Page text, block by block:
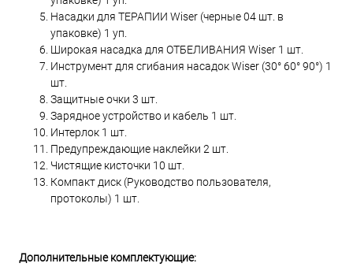
Насадки для ТЕРАПИИ Wiser (черные 04 шт. в
упаковке) 1 уп.
Широкая насадка для ОТБЕЛИВАНИЯ Wiser 1 шт.
Инструмент для сгибания насадок Wiser (30° 60° 90°) 1
шт.
Защитные очки 3 шт.
Зарядное устройство и кабель 1 шт.
Интерлок 1 шт.
Предупреждающие наклейки 2 шт.
Чистящие кисточки 10 шт.
Компакт диск (Руководство пользователя,
протоколы) 1 шт.
Дополнительные комплектующие: